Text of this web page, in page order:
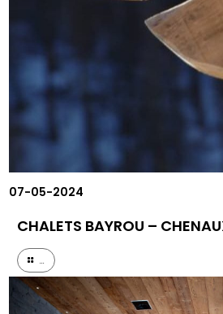
07-05-2024
CHALETS BAYROU –
...